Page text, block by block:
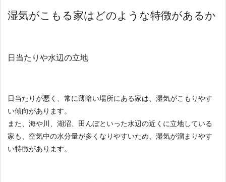
湿気がこもる家はどのような特徴があるか
日当たりや水辺の立地
日当たりが悪く、常に薄暗い場所にある家は、湿気がこもりやす
い傾向があります。
また、海や川、湖沼、田んぼといった水辺の近くに立地している
家も、空気中の水分量が多くなりやすいため、湿気が溜まりやす
い特徴があります。